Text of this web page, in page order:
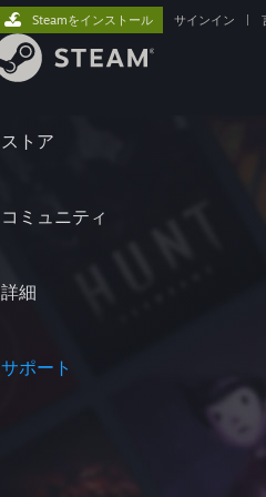
ストア
コミュニティ
詳細
サポート
Steamをインストール サインイン